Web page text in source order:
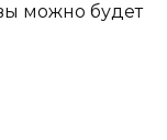
можно будет